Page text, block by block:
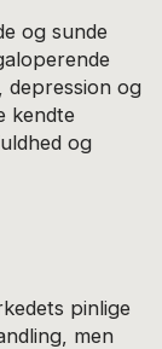
og sunde
depression og
kendte
og
pinlige
men